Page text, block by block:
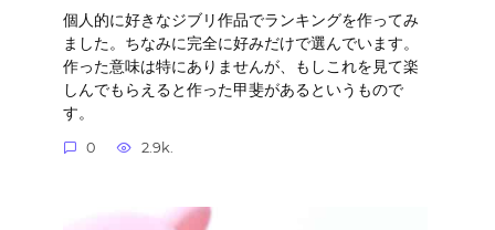
個人的に好きなジブリ作品でランキングを作ってみ
ました。ちなみに完全に好みだけで選んでいます。
作った意味は特にありませんが、もしこれを見て楽
しんでもらえると作った甲斐があるというもので
す。
0 2.9k.